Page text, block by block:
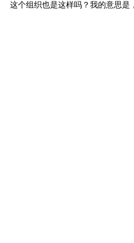
这个组织也是这样吗？我的意思是